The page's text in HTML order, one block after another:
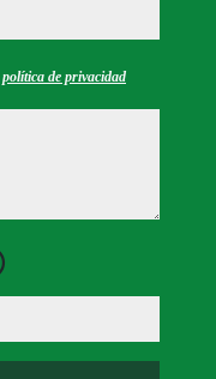
política de privacidad